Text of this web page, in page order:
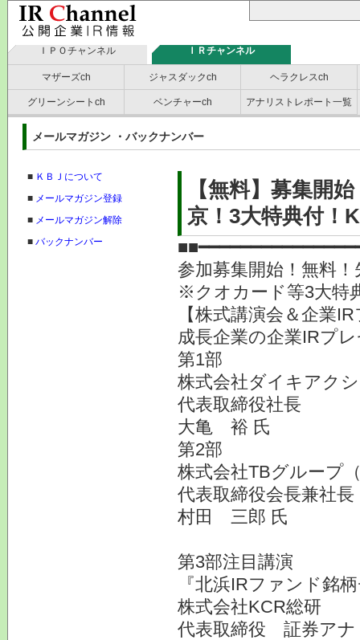
ＩＰＯチャンネル ＩＲチャンネル
マザーズch ジャスダックch ヘラクレスch
グリーンシートch ベンチャーch アナリストレポート一覧
メールマガジン ・バックナンバー
■ ＫＢＪについて
■ メールマガジン登録
■ メールマガジン解除
■ バックナンバー
【無料】募集開
京！3大特典付！
参加募集開始！無料
※クオカード等3大特
【株式講演会＆企業
成長企業の企業IRプ
第1部
株式会社ダイキアク
代表取締役社長
大亀 裕 氏
第2部
株式会社TBグループ
代表取締役会長兼社長
村田 三郎 氏
第3部注目講演
『北浜IRファンド銘
株式会社KCR総研
代表取締役 証券アナ